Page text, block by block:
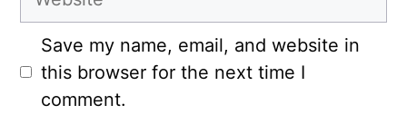
Save my name, email, and website in
this browser for the next time I
comment.